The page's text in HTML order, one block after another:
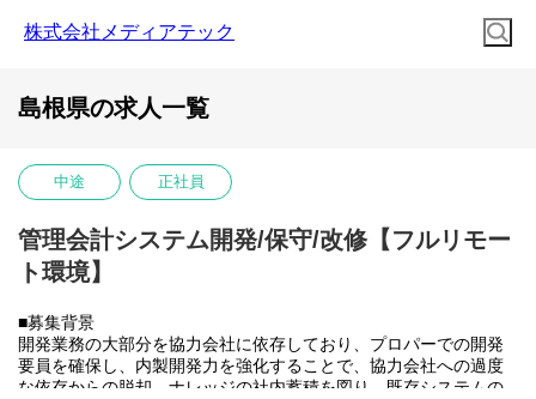
株式会社メディアテック
島根県の求人一覧
中途 正社員
管理会計システム開発/保守/改修【フルリモー
ト環境】
■募集背景
開発業務の大部分を協力会社に依存しており、プロパーでの開発
要員を確保し、内製開発力を強化することで、協力会社への過度
な依存からの脱却、ナレッジの社内蓄積を図り、既存システムの